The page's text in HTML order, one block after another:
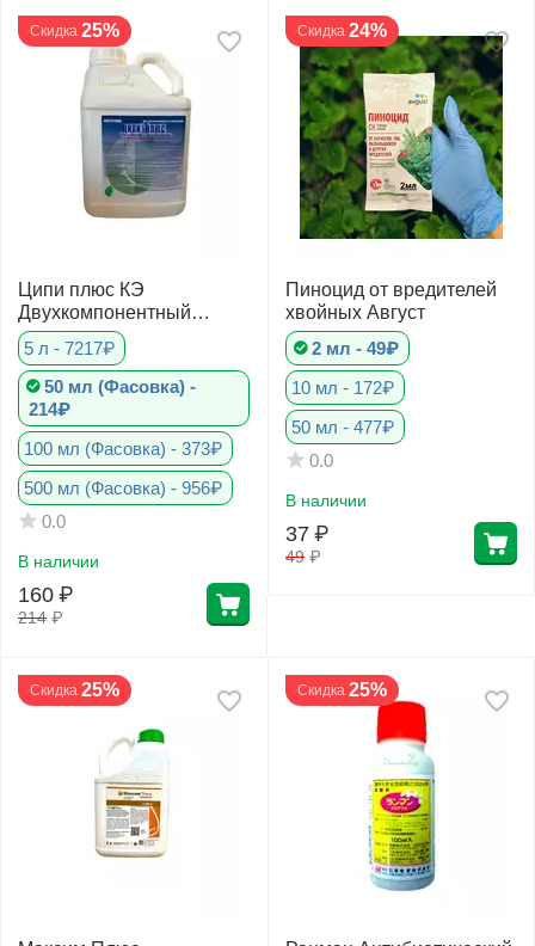
Скидка 25%
Ципи плюс КЭ
Двухкомпонентный
инсектоакарицид
5 л - 7217₽
50 мл (Фасовка) -
214₽
100 мл (Фасовка) - 373₽
500 мл (Фасовка) - 956₽
0.0
В наличии
214 ₽
160 ₽
Скидка 24%
Пиноцид от вредителей
хвойных Август
2 мл - 49₽
10 мл - 172₽
50 мл - 477₽
0.0
В наличии
49 ₽
37 ₽
Скидка 25% Скидка 25%